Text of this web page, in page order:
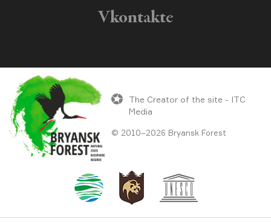
Vkontakte
The Creator of the site - ITC
Media
© 2010–2026 Bryansk Forest